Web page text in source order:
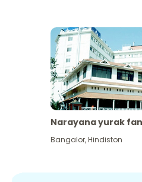
Narayana yurak
Bangalor,Hindiston